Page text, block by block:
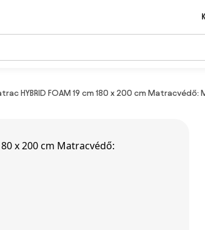
HYBRID FOAM 19 cm 180 x 200 cm Matracvédő: